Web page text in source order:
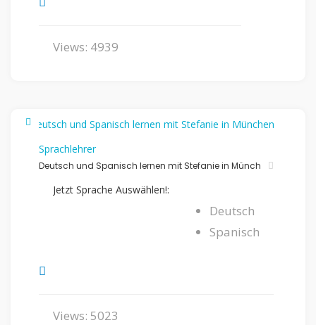
Views: 4939
Sprachlehrer
Deutsch und Spanisch lernen mit Stefanie in Münch
Jetzt Sprache Auswählen!:
Deutsch
Spanisch
Views: 5023